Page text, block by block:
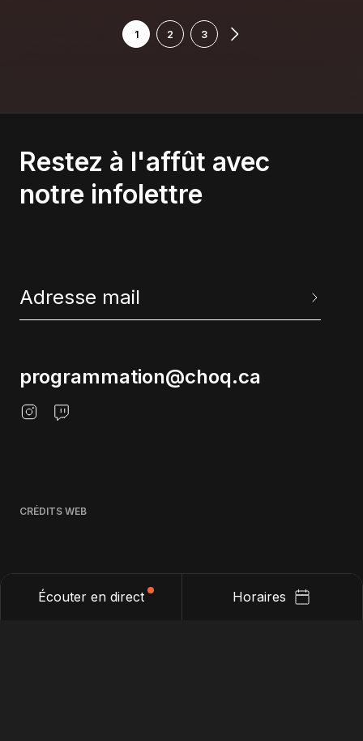
Écouter en direct Horaires
1 2 3
Restez à l'affût avec
notre infolettre
programmation@choq.ca
CRÉDITS WEB